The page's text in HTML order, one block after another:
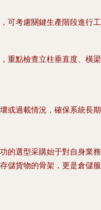
考慮關鍵生產階段進行工
重點檢查立柱垂直度、橫
過載情況，確保系統長期
的選型采購始于對自身業
儲貨物的骨架，更是倉儲